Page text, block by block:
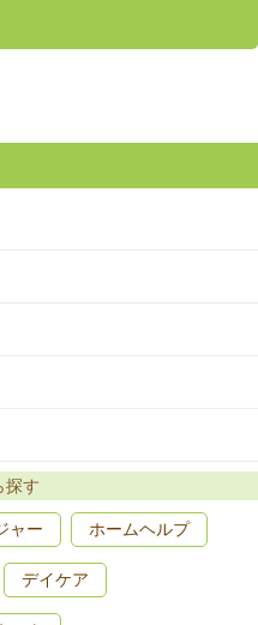
探す
ャー ホームヘルプ
デイケア